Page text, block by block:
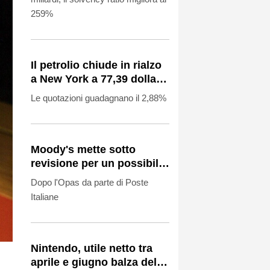
259%
Il petrolio chiude in rialzo
a New York a 77,39 dollari
al barile
Le quotazioni guadagnano il 2,88%
Moody's mette sotto
revisione per un possibile
miglioramento i rating di
Tim
Dopo l'Opas da parte di Poste
Italiane
Nintendo, utile netto tra
aprile e giugno balza del